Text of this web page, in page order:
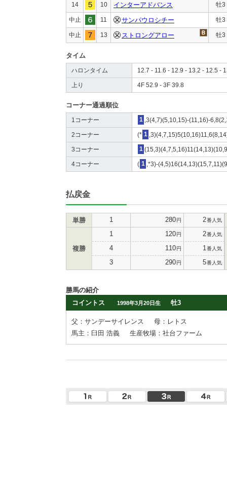
14 10 インターアドバンス 牡3
中止 11 サンパウロシチー 牡3
中止 13 ストロングアロー 牡3
タイム
ハロンタイム 12.7 - 11.6 - 12.9 - 13.2 - 12.5 -
上り 4F 52.9 - 3F 39.8
コーナー通過順位
1コーナー 1 ,3(4,7)(5,10,15)-(11,16)-
2コーナー (* 1
3コーナー 1
4コーナー ( 1 ,*3)-
払戻金
単勝 1 280円 2番人気
複勝
1 120円 2番人気
4 110円 1 番人気
3 290円 5番人気
勝馬の紹介
コイントス
1998年3月20日生 牡3
父：サンデーサイレンス
母：レトス
馬主：臼田 浩義
生産牧場：社台ファーム